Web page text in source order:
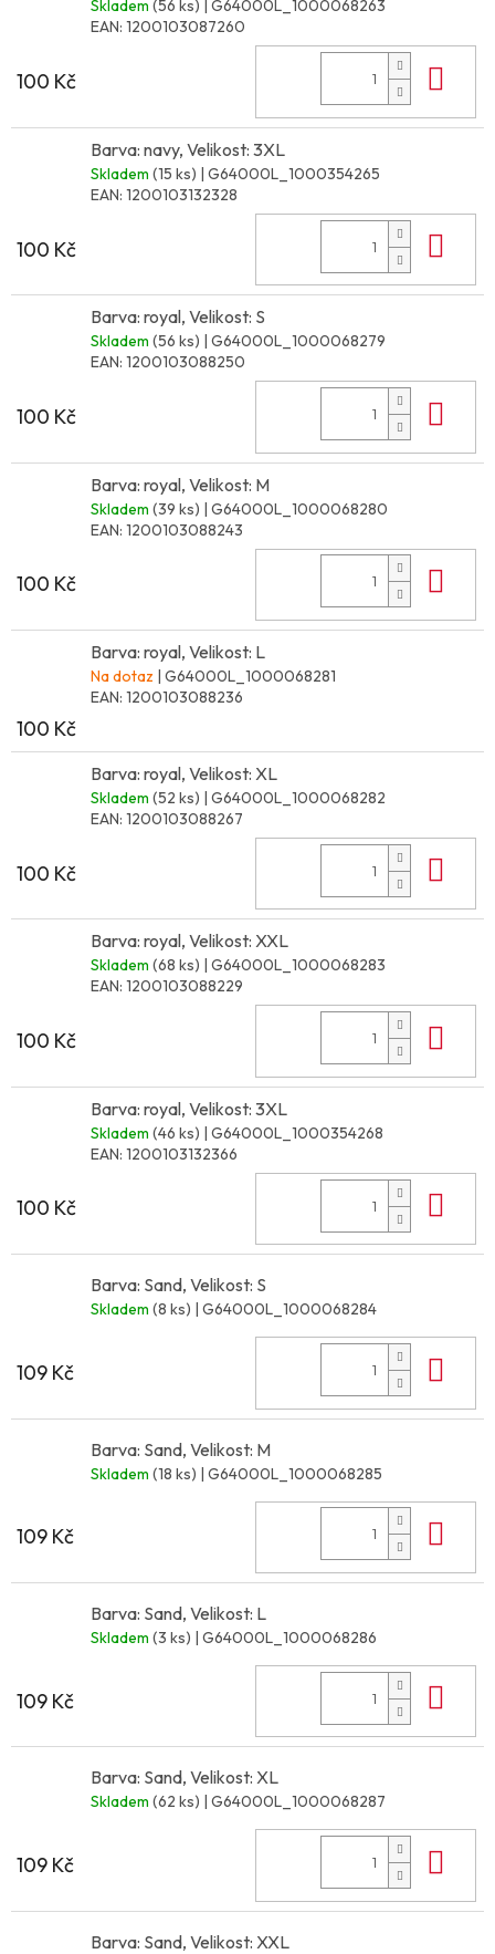
Skladem (56 ks) | G64000L_1000068263
EAN: 1200103087260
100 Kč
Barva: navy, Velikost: 3XL
Skladem (15 ks) | G64000L_1000354265
EAN: 1200103132328
100 Kč
Barva: royal, Velikost: S
Skladem (56 ks) | G64000L_1000068279
EAN: 1200103088250
100 Kč
Barva: royal, Velikost: M
Skladem (39 ks) | G64000L_1000068280
EAN: 1200103088243
100 Kč
Barva: royal, Velikost: L
Na dotaz | G64000L_1000068281
EAN: 1200103088236
100 Kč
Barva: royal, Velikost: XL
Skladem (52 ks) | G64000L_1000068282
EAN: 1200103088267
100 Kč
Barva: royal, Velikost: XXL
Skladem (68 ks) | G64000L_1000068283
EAN: 1200103088229
100 Kč
Barva: royal, Velikost: 3XL
Skladem (46 ks) | G64000L_1000354268
EAN: 1200103132366
100 Kč
Barva: Sand, Velikost: S
Skladem (8 ks) | G64000L_1000068284
109 Kč
Barva: Sand, Velikost: M
Skladem (18 ks) | G64000L_1000068285
109 Kč
Barva: Sand, Velikost: L
Skladem (3 ks) | G64000L_1000068286
109 Kč
Barva: Sand, Velikost: XL
Skladem (62 ks) | G64000L_1000068287
109 Kč
Barva: Sand, Velikost: XXL